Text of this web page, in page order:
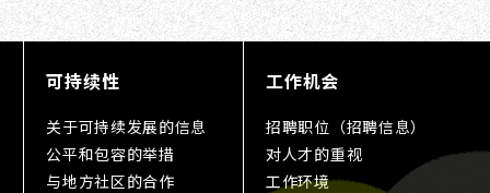
可持续性
关于可持续发展的信息
公平和包容的举措
与地方社区的合作
工作机会
招聘职位（招聘信息）
对人才的重视
工作环境